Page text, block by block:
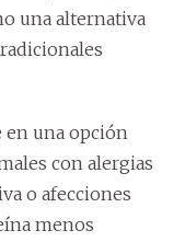
una alternativa
una opción
con alergias
o afecciones
menos